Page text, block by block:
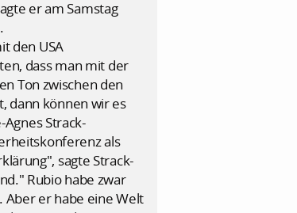
er am Samstag
den USA
dass man mit der
Ton zwischen den
dann können wir es
Strack-
als
sagte Strack-
Rubio habe zwar
Aber er habe eine Welt